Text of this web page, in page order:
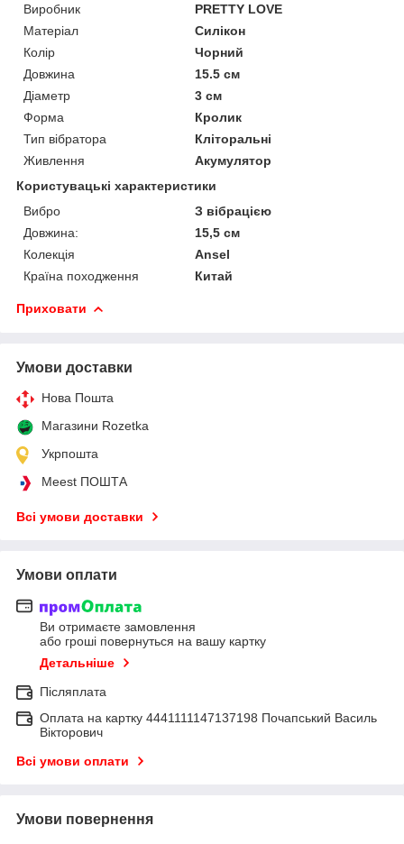
Виробник
PRETTY LOVE
Матеріал
Силікон
Колір
Чорний
Довжина
15.5 см
Діаметр
3 см
Форма
Кролик
Тип вібратора
Кліторальні
Живлення
Акумулятор
Користувацькі характеристики
Вибро
З вібрацією
Довжина:
15,5 см
Колекція
Ansel
Країна походження
Китай
Приховати
Умови доставки
Нова Пошта
Магазини Rozetka
Укрпошта
Meest ПОШТА
Всі умови доставки
Умови оплати
Ви отримаєте замовлення
або гроші повернуться на вашу картку
Детальніше
Післяплата
Оплата на картку 4441111147137198 Почапський Василь
Вікторович
Всі умови оплати
Умови повернення